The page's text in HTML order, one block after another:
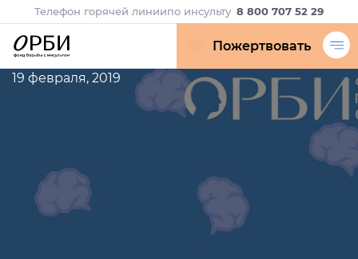
Телефон горячей линиипо инсульту 8 800 707 52 29
Пожертвовать
19 февраля, 2019